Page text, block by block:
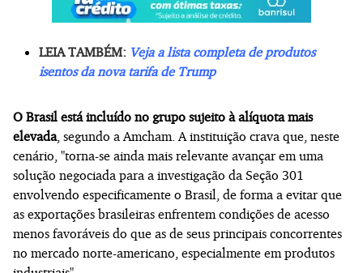
LEIA TAMBÉM: Veja a lista completa de produtos
isentos da nova tarifa de Trump
O Brasil está incluído no grupo sujeito à alíquota mais
elevada, segundo a Amcham. A instituição crava que, neste
cenário, "torna-se ainda mais relevante avançar em uma
solução negociada para a investigação da Seção 301
envolvendo especificamente o Brasil, de forma a evitar que
as exportações brasileiras enfrentem condições de acesso
menos favoráveis do que as de seus principais concorrentes
no mercado norte-americano, especialmente em produtos